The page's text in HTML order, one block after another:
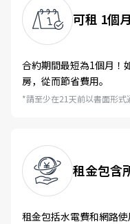
可租 1個
合約期間最短為1個月！
房，從而節省費用。
*請至少在21天前以書面形式
租金包含
租金包括水電費和網路